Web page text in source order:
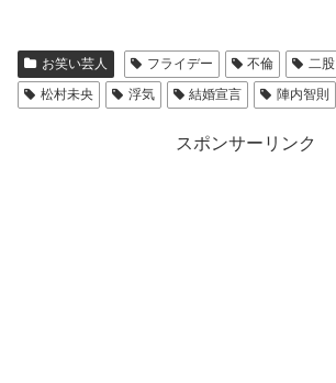
お笑い芸人 フライデー 不倫 二股
松村未央
浮気 結婚宣言 陣内智則
スポンサーリンク